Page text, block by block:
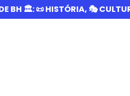
BH 🏛️: 📜 HISTÓRIA, 🎭